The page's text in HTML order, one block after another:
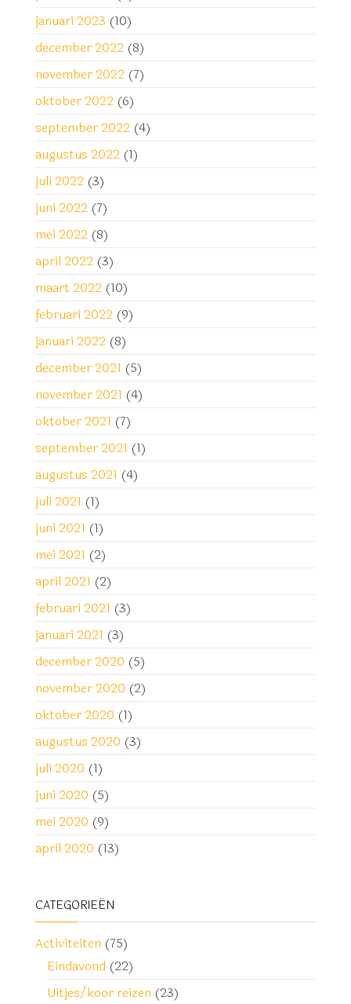
januari 2023 (10)
december 2022 (8)
november 2022 (7)
oktober 2022 (6)
september 2022 (4)
augustus 2022 (1)
juli 2022 (3)
juni 2022 (7)
mei 2022 (8)
april 2022 (3)
maart 2022 (10)
februari 2022 (9)
januari 2022 (8)
december 2021 (5)
november 2021 (4)
oktober 2021 (7)
september 2021 (1)
augustus 2021 (4)
juli 2021 (1)
juni 2021 (1)
mei 2021 (2)
april 2021 (2)
februari 2021 (3)
januari 2021 (3)
december 2020 (5)
november 2020 (2)
oktober 2020 (1)
augustus 2020 (3)
juli 2020 (1)
juni 2020 (5)
mei 2020 (9)
april 2020 (13)
CATEGORIEËN
Activiteiten (75)
Eindavond (22)
Uitjes/koor reizen (23)